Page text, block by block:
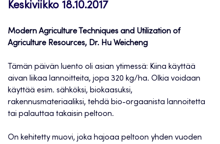
Keskiviikko 18.10.2017
Modern Agriculture Techniques and Utilization of
Agriculture Resources, Dr. Hu Weicheng
Tämän päivän luento oli asian ytimessä: Kiina käyttää
aivan liikaa lannoitteita, jopa 320 kg/ha. Olkia voidaan
käyttää esim. sähköksi, biokaasuksi,
rakennusmateriaaliksi, tehdä bio-orgaanista lannoitetta
tai palauttaa takaisin peltoon.
On kehitetty muovi, joka hajoaa peltoon yhden vuoden